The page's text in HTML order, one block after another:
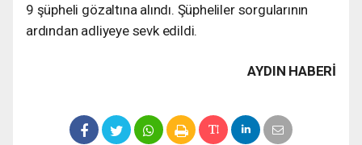
9 şüpheli gözaltına alındı. Şüpheliler sorgularının
ardından adliyeye sevk edildi.
AYDIN HABERİ